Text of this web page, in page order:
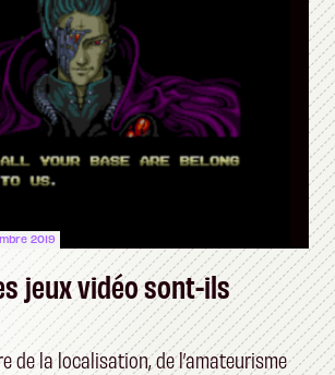
2019
jeux vidéo sont-ils
de la localisation, de l’amateurisme